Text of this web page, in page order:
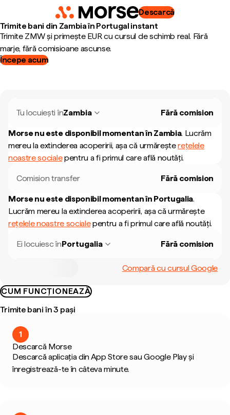
Descarcă
Trimite bani din Zambia în Portugal instant
Trimite ZMW și primește EUR cu cursul de schimb real. Fără
marje, fără comisioane ascunse.
Începe acum
Tu locuiești înZambia Fără comision
Morse nu este disponibil momentan în Zambia. Lucrăm
mereu la extinderea acoperirii, așa că urmăreșterețelele
noastre socialepentru a fi primul care află noutăți.
Comision transfer Fără comision
Morse nu este disponibil momentan în Portugalia.
Lucrăm mereu la extinderea acoperirii, așa că urmărește
rețelele noastre socialepentru a fi primul care află noutăți.
Ei locuiesc înPortugalia Fără comision
Compară cu cursul Google
CUM FUNCȚIONEAZĂ
Trimite bani în 3 pași
1
Descarcă Morse
Descarcă aplicația din App Store sau Google Play și
înregistrează-te în câteva minute.